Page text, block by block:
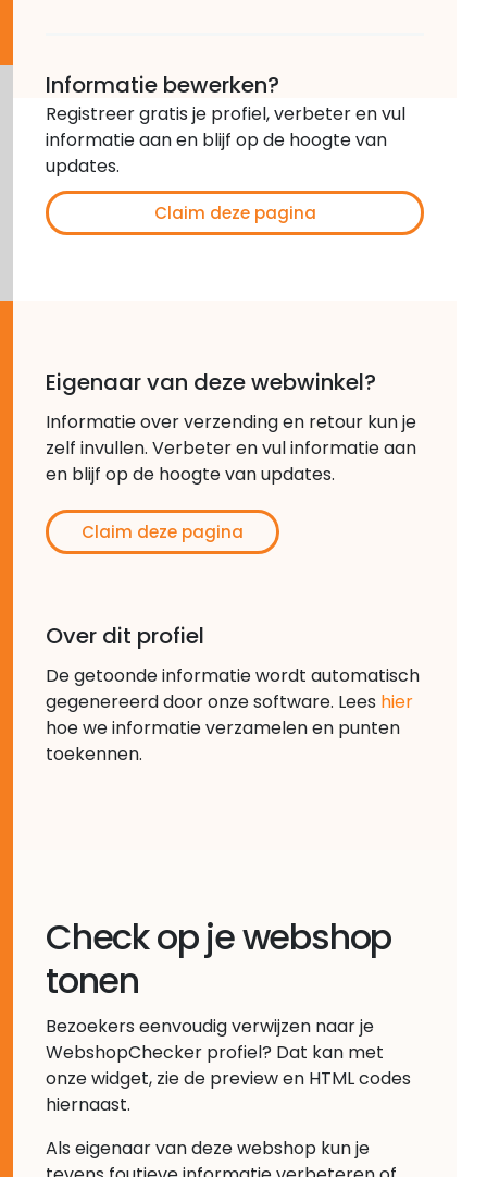
Informatie bewerken?
Registreer gratis je profiel, verbeter en vul
informatie aan en blijf op de hoogte van
updates.
Claim deze pagina
Eigenaar van deze webwinkel?
Informatie over verzending en retour kun je
zelf invullen. Verbeter en vul informatie aan
en blijf op de hoogte van updates.
Claim deze pagina
Over dit profiel
De getoonde informatie wordt automatisch
gegenereerd door onze software. Lees hier
hoe we informatie verzamelen en punten
toekennen.
Check op je webshop
tonen
Bezoekers eenvoudig verwijzen naar je
WebshopChecker profiel? Dat kan met
onze widget, zie de preview en HTML codes
hiernaast.
Als eigenaar van deze webshop kun je